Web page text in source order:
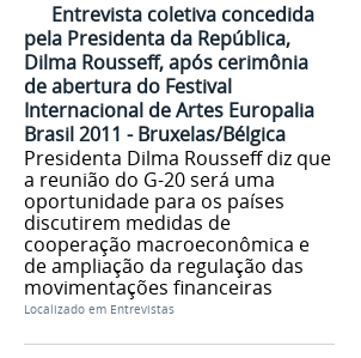
Entrevista coletiva concedida
pela Presidenta da República,
Dilma Rousseff, após cerimônia
de abertura do Festival
Internacional de Artes Europalia
Brasil 2011 - Bruxelas/Bélgica
Presidenta Dilma Rousseff diz que
a reunião do G-20 será uma
oportunidade para os países
discutirem medidas de
cooperação macroeconômica e
de ampliação da regulação das
movimentações financeiras
Localizado em Entrevistas